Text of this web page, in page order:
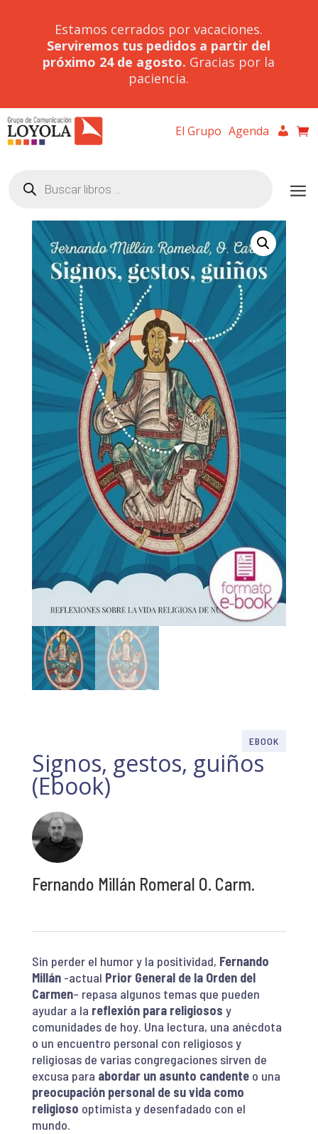
Estamos cerrados por vacaciones.
Serviremos tus pedidos a partir del
próximo 24 de agosto. Gracias por la
paciencia.
El Grupo Agenda
productos
EBOOK
Signos, gestos, guiños
(Ebook)
Fernando Millán Romeral O. Carm.
Sin perder el humor y la positividad, Fernando
Millán-actual Prior General de la Orden del
Carmen– repasa algunos temas que pueden
ayudar a la reflexión para religiosos y
comunidades de hoy. Una lectura, una anécdota
o un encuentro personal con religiosos y
religiosas de varias congregaciones sirven de
excusa para abordar un asunto candenteo una
preocupación personal de su vida como
religioso optimista y desenfadado con el
mundo.